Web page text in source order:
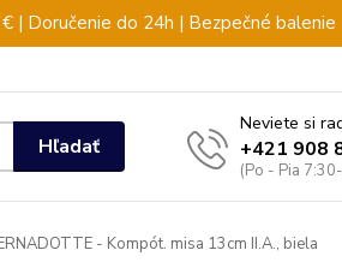
| Doručenie do 24h | Bezpečné balenie
Hľadať
Neviete si
+421 908
(Po - Pia
- Kompót. misa 13cm II.A., biela